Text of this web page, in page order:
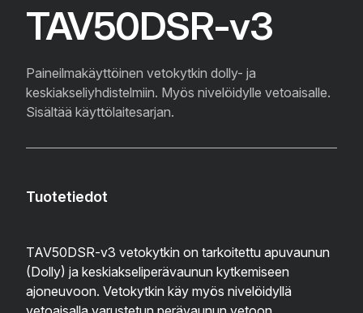
TAV50DSR-v3
Paineilmakäyttöinen vetokytkin dolly- ja
keskiakseliyhdistelmiin. Myös nivelöidylle vetoaisalle.
Sisältää käyttölaitesarjan.
Tuotetiedot
TAV50DSR-v3 vetokytkin on tarkoitettu apuvaunun
(Dolly) ja keskiakseliperävaunun kytkemiseen
ajoneuvoon. Vetokytkin käy myös nivelöidyllä